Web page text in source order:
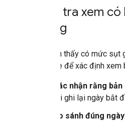
Kiểm tra xem
không
Nếu bạn thấy có mức
Console để xác định
Xác nhận rằng
rồi ghi lại ngày bắt
So sánh đúng ngày